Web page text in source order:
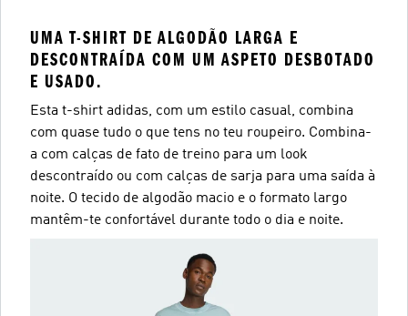
UMA T-SHIRT DE ALGODÃO LARGA E
DESCONTRAÍDA COM UM ASPETO DESBOTADO
E USADO.
Esta t-shirt adidas, com um estilo casual, combina
com quase tudo o que tens no teu roupeiro. Combina-
a com calças de fato de treino para um look
descontraído ou com calças de sarja para uma saída à
noite. O tecido de algodão macio e o formato largo
mantêm-te confortável durante todo o dia e noite.